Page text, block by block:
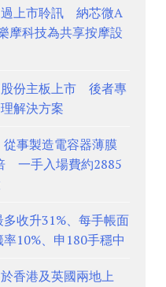
上市聆訊 納芯微A
摩科技為共享按摩設
份主板上市 後者專
解決方案
從事製造電容器薄膜
一手入場費約2885
收升31%、每手帳面
10%、申180手穩中
香港及英國兩地上